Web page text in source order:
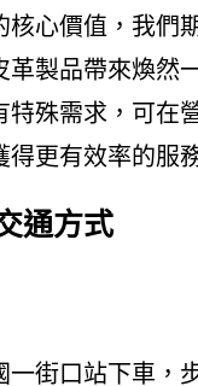
核心價值，我們
革製品帶來煥然
特殊需求，可在
更有效率的服
通方式
一街口站下車，